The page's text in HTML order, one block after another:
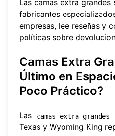
Las camas extra grandes
fabricantes
empresas, lee reseñas y
políticas sobre
Camas Extra
Último en
Poco Práctico?
Las camas extra grandes
Texas y Wyoming King